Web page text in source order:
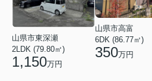
山県市東深瀬
2LDK (79.80㎡)
1,150万円
山県市高富
6DK (86.77㎡)
350万円